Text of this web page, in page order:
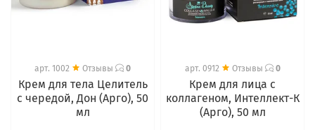
арт. 1002 Отзывы 0
Крем для тела Целитель
с чередой, Дон (Арго), 50
мл
арт. 0912 Отзывы 0
Крем для лица с
коллагеном, Интеллект-К
(Арго), 50 мл